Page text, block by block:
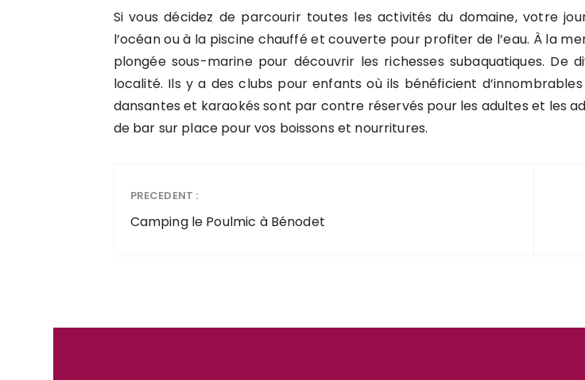
Si vous décidez de parcourir toutes les activités du domaine, votre
l’océan ou à la piscine chauffé et couverte pour profiter de l’eau. À la
plongée sous-marine pour découvrir les richesses subaquatiques.
localité. Ils y a des clubs pour enfants où ils bénéficient
dansantes et karaokés sont par contre réservés pour les adultes et les
de bar sur place pour vos boissons et nourritures.
PRECEDENT :
Camping le Poulmic à Bénodet